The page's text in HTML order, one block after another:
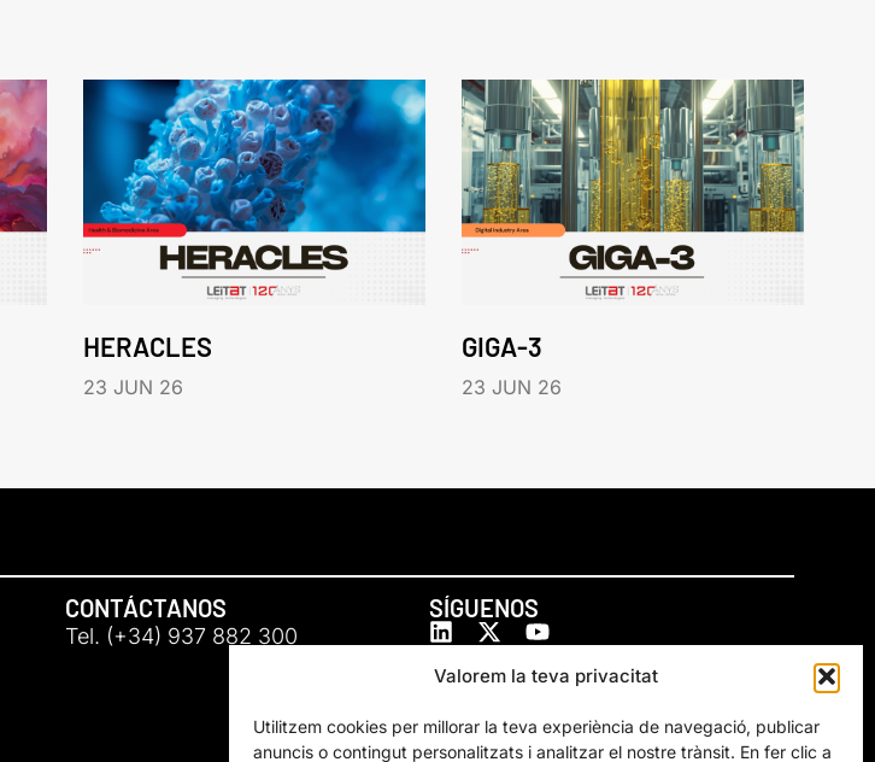
Valorem la teva privacitat
Utilitzem cookies per millorar la teva experiència de navegació, publicar
anuncis o contingut personalitzats i analitzar el nostre trànsit. En fer clic a
HERACLES
23 JUN 26
GIGA-3
23 JUN 26
CONTÁCTANOS
Tel. (+34) 937 882 300
SÍGUENOS